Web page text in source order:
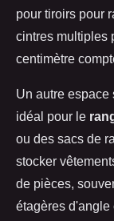
pour tiroirs pour
cintres multiples
centimètre
Un autre espace
idéal pour le
ou des sacs de
stocker
de pièces,
étagères d'angle